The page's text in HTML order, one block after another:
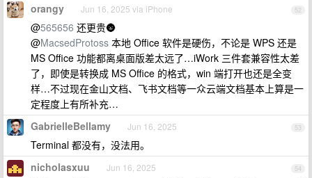
52
orangy Jun 16, 2025 via iPhone
@565656 还更贵🌚
@MacsedProtoss 本地 Office 软件是硬伤，不论是 WPS 还是
MS Office 功能都离桌面版差太远了…iWork 三件套兼容性太差
了，即使是转换成 MS Office 的格式，win 端打开也还是全变
样…不过现在金山文档、飞书文档等一众云端文档基本上算是一
定程度上有所补充…
53
GabrielleBellamy Jun 16, 2025
Terminal 都没有，没法用。
54
nicholasxuu Jun 16, 2025